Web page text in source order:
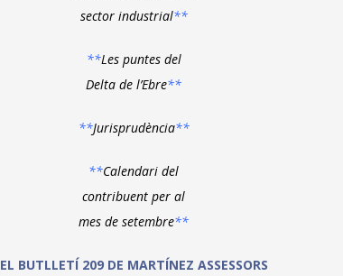
sector industrial**
**Les puntes del
Delta de l’Ebre**
**Jurisprudència**
**Calendari del
contribuent per al
mes de setembre**
EL BUTLLETÍ 209 DE MARTÍNEZ ASSESSORS